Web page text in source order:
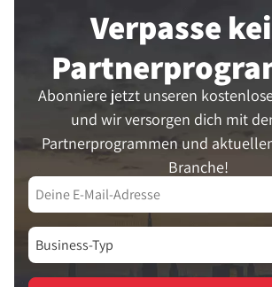
Verpasse
Abonniere jetzt unseren
und wir versorgen dich mit
Partnerprogrammen und
Branche!